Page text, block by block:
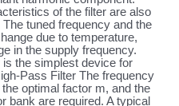
of the filter are also
tuned frequency and the
due to temperature,
in the supply frequency.
the simplest device for
Pass Filter The frequency
optimal factor m, and the
bank are required. A typical